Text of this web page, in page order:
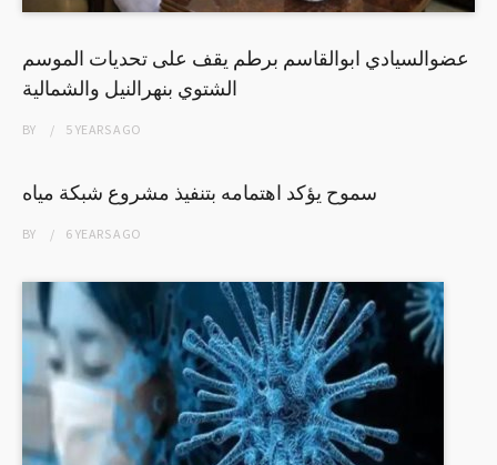
عضوالسيادي ابوالقاسم برطم يقف على تحديات الموسم
الشتوي بنهرالنيل والشمالية
BY 5 YEARSAGO
سموح يؤكد اهتمامه بتنفيذ مشروع شبكة مياه
BY 6 YEARSAGO